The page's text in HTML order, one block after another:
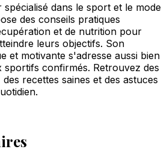
dans le sport et le mode
des conseils pratiques
et de nutrition pour
leurs objectifs. Son
et motivante s'adresse aussi bien
confirmés. Retrouvez des
recettes saines et des astuces